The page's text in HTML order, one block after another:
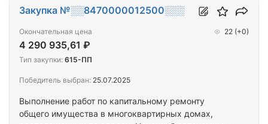
Выполнение работ по капитальному ремонту
общего имущества в многоквартирных домах,
Закупка №░░8470000012500░░░
Окончательная цена
4 290 935,61 ₽
22 (+0)
Тип закупки: 615-ПП
Победитель выбран: 25.07.2025